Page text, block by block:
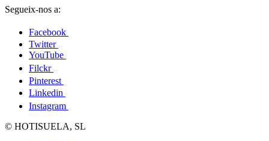
Segueix-nos a:
Facebook
Twitter
YouTube
Filckr
Pinterest
Linkedin
Instagram
© HOTISUELA, SL